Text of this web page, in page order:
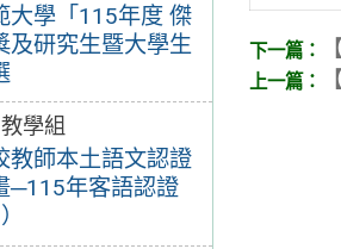
大學「115年度 傑
及研究生暨大學生
教學組
教師本土語文認證
─115年客語認證